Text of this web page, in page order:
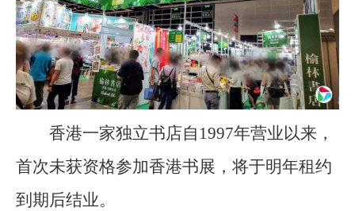
香港一家独立书店自1997年营业以来，
首次未获资格参加香港书展，将于明年租约
到期后结业。